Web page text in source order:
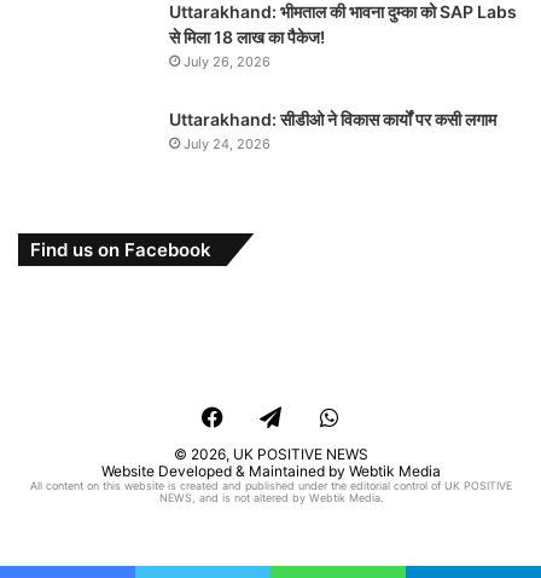
Uttarakhand: भीमताल की भावना दुम्का को SAP Labs
से मिला 18 लाख का पैकेज!
July 26, 2026
Uttarakhand: सीडीओ ने विकास कार्यों पर कसी लगाम
July 24, 2026
Find us on Facebook
FacebookTelegramWhatsApp
© 2026, UK POSITIVE NEWS
Website Developed & Maintained by Webtik Media
All content on this website is created and published under the editorial control of UK POSITIVE
NEWS, and is not altered by Webtik Media.